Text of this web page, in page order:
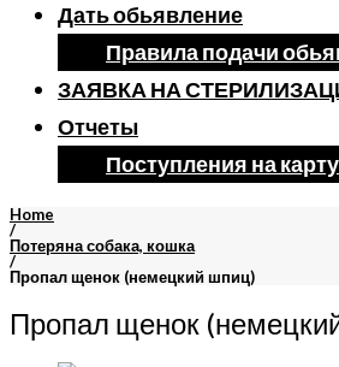
Дать обьявление
Правила подачи
ЗАЯВКА НА
Отчеты
Поступления на карту
Home
/
Потеряна собака, кошка
/
Пропал щенок (немецкий шпиц)
Пропал щенок